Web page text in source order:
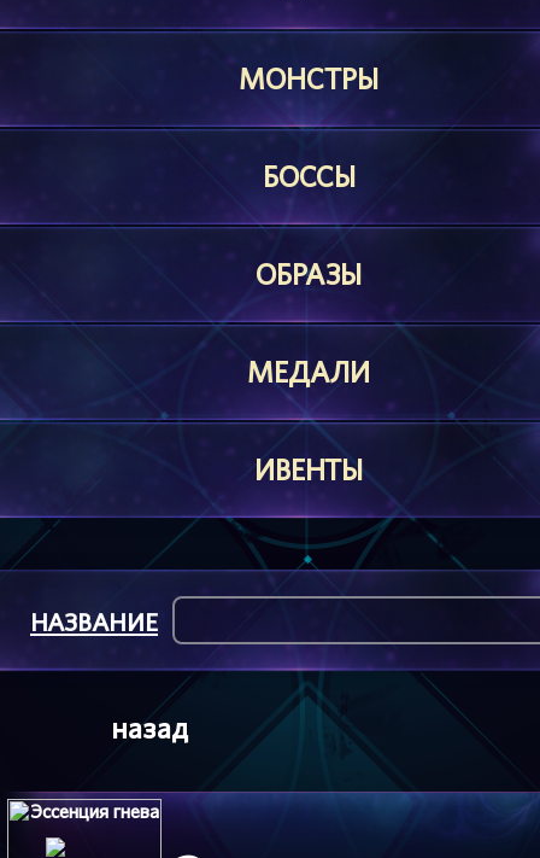
МОНСТРЫ
БОССЫ
ОБРАЗЫ
МЕДАЛИ
ИВЕНТЫ
назад
НАЗВАНИЕ